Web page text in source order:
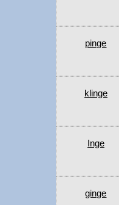
pinge
klinge
Inge
ginge